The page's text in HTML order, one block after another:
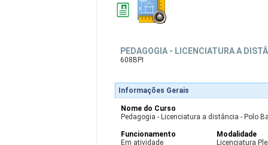
PEDAGOGIA - LICENCIATURA A
608BPI
Informações Gerais
Nome do Curso
Pedagogia - Licenciatura a distância - Polo
Funcionamento
Em atividade
Modalidade
Licenciatura